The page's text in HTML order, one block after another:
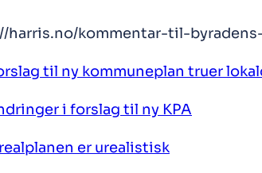
harris.no/kommentar-til-
til ny kommuneplan truer
i forslag til ny KPA
er urealistisk